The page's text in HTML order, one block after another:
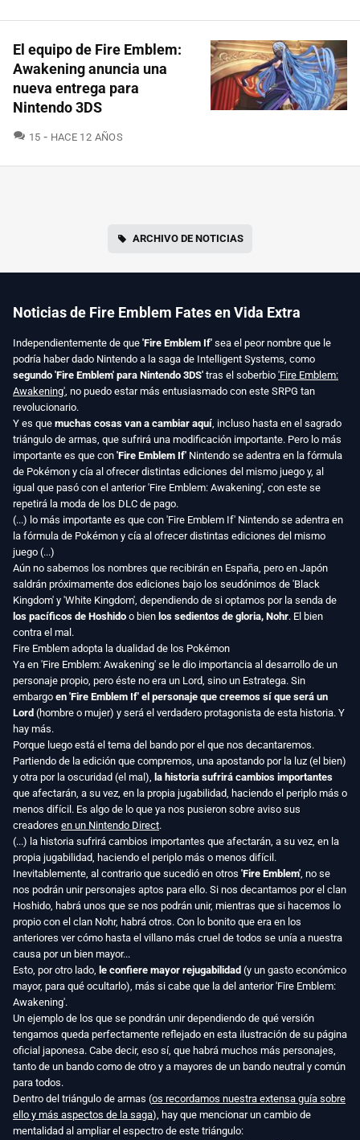
El equipo de Fire Emblem:
Awakening anuncia una
nueva entrega para
Nintendo 3DS
15 COMENTARIOS
HACE 12 AÑOS
ARCHIVO DE NOTICIAS
Noticias de Fire Emblem Fates en Vida Extra
Independientemente de que 'Fire Emblem If' sea el peor nombre que le
podría haber dado Nintendo a la saga de Intelligent Systems, como
segundo 'Fire Emblem' para Nintendo 3DS' tras el soberbio 'Fire Emblem:
Awakening', no puedo estar más entusiasmado con este SRPG tan
revolucionario.
Y es que muchas cosas van a cambiar aquí, incluso hasta en el sagrado
triángulo de armas, que sufrirá una modificación importante. Pero lo más
importante es que con 'Fire Emblem If' Nintendo se adentra en la fórmula
de Pokémon y cía al ofrecer distintas ediciones del mismo juego y, al
igual que pasó con el anterior 'Fire Emblem: Awakening', con este se
repetirá la moda de los DLC de pago.
(...) lo más importante es que con 'Fire Emblem If' Nintendo se adentra en
la fórmula de Pokémon y cía al ofrecer distintas ediciones del mismo
juego (...)
Aún no sabemos los nombres que recibirán en España, pero en Japón
saldrán próximamente dos ediciones bajo los seudónimos de 'Black
Kingdom' y 'White Kingdom', dependiendo de si optamos por la senda de
los pacíficos de Hoshido o bien los sedientos de gloria, Nohr. El bien
contra el mal.
Fire Emblem adopta la dualidad de los Pokémon
Ya en 'Fire Emblem: Awakening' se le dio importancia al desarrollo de un
personaje propio, pero éste no era un Lord, sino un Estratega. Sin
embargo en 'Fire Emblem If' el personaje que creemos sí que será un
Lord (hombre o mujer) y será el verdadero protagonista de esta historia. Y
hay más.
Porque luego está el tema del bando por el que nos decantaremos.
Partiendo de la edición que compremos, una apostando por la luz (el bien)
y otra por la oscuridad (el mal), la historia sufrirá cambios importantes
que afectarán, a su vez, en la propia jugabilidad, haciendo el periplo más o
menos difícil. Es algo de lo que ya nos pusieron sobre aviso sus
creadores en un Nintendo Direct.
(...) la historia sufrirá cambios importantes que afectarán, a su vez, en la
propia jugabilidad, haciendo el periplo más o menos difícil.
Inevitablemente, al contrario que sucedió en otros 'Fire Emblem', no se
nos podrán unir personajes aptos para ello. Si nos decantamos por el clan
Hoshido, habrá unos que se nos podrán unir, mientras que si hacemos lo
propio con el clan Nohr, habrá otros. Con lo bonito que era en los
anteriores ver cómo hasta el villano más cruel de todos se unía a nuestra
causa por un bien mayor...
Esto, por otro lado, le confiere mayor rejugabilidad (y un gasto económico
mayor, para qué ocultarlo), más si cabe que la del anterior 'Fire Emblem:
Awakening'.
Un ejemplo de los que se pondrán unir dependiendo de qué versión
tengamos queda perfectamente reflejado en esta ilustración de su página
oficial japonesa. Cabe decir, eso sí, que habrá muchos más personajes,
tanto de un bando como de otro y a mayores de un bando neutral y común
para todos.
Dentro del triángulo de armas (os recordamos nuestra extensa guía sobre
ello y más aspectos de la saga), hay que mencionar un cambio de
mentalidad al ampliar el espectro de este triángulo: